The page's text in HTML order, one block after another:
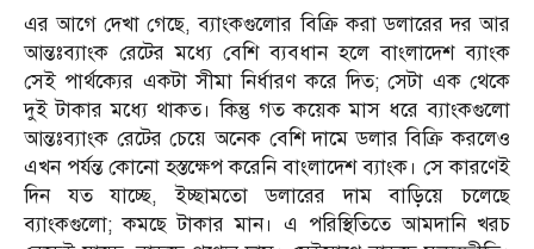
এর আগে দেখা গেছে, ব্যাংকগুলোর বিক্রি করা ডলারের দর আর
আন্তঃব্যাংক রেটের মধ্যে বেশি ব্যবধান হলে বাংলাদেশ ব্যাংক
সেই পার্থক্যের একটা সীমা নির্ধারণ করে দিত; সেটা এক থেকে
দুই টাকার মধ্যে থাকত। কিন্তু গত কয়েক মাস ধরে ব্যাংকগুলো
আন্তঃব্যাংক রেটের চেয়ে অনেক বেশি দামে ডলার বিক্রি করলেও
এখন পর্যন্ত কোনো হস্তক্ষেপ করেনি বাংলাদেশ ব্যাংক। সে কারণেই
দিন যত যাচ্ছে, ইচ্ছামতো ডলারের দাম বাড়িয়ে চলেছে
ব্যাংকগুলো; কমছে টাকার মান। এ পরিস্থিতিতে আমদানি খরচ